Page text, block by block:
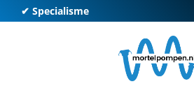
✔ Specialisme